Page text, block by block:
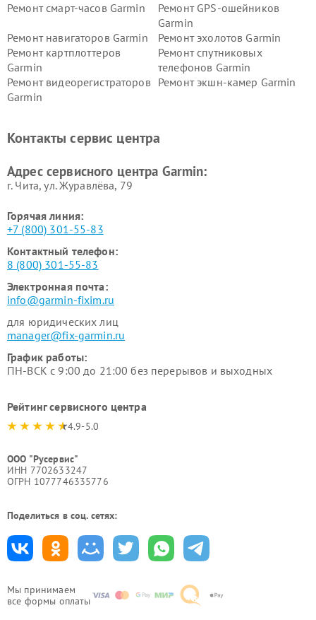
Мы принимаем
все формы оплаты
Ремонт смарт-часов Garmin
Ремонт GPS-ошейников
Garmin
Ремонт навигаторов Garmin
Ремонт эхолотов Garmin
Ремонт картплоттеров
Garmin
Ремонт спутниковых
телефонов Garmin
Ремонт видеорегистраторов
Garmin
Ремонт экшн-камер Garmin
Контакты сервис центра
Адрес сервисного центра Garmin:
г. Чита, ул. Журавлёва, 79
Горячая линия:
+7 (800) 301-55-83
Контактный телефон:
8 (800) 301-55-83
Электронная почта:
info@garmin-fixim.ru
для юридических лиц
manager@fix-garmin.ru
График работы:
ПН-ВСК с 9:00 до 21:00 без перерывов и выходных
Рейтинг сервисного центра
4.9-5.0
ООО "Русервис"
ИНН 7702633247
ОГРН 1077746335776
Поделиться в соц. сетях: